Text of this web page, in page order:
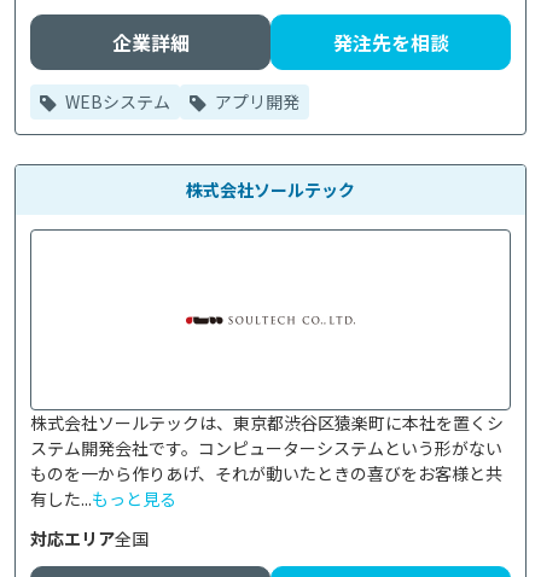
企業詳細 発注先を相談
WEBシステム アプリ開発
株式会社ソールテック
株式会社ソールテックは、東京都渋谷区猿楽町に本社を置くシ
ステム開発会社です。コンピューターシステムという形がない
ものを一から作りあげ、それが動いたときの喜びをお客様と共
有した...もっと見る
対応エリア全国